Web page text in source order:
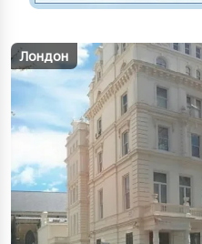
Лондон